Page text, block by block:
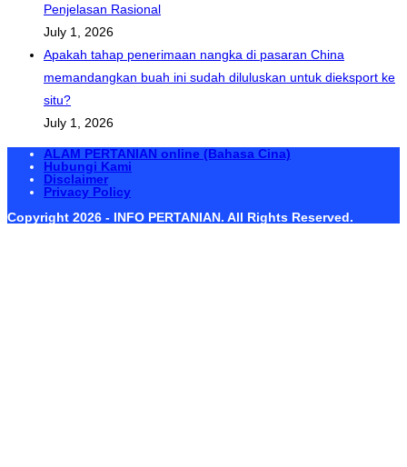
Penjelasan Rasional
July 1, 2026
Apakah tahap penerimaan nangka di pasaran China
memandangkan buah ini sudah diluluskan untuk dieksport ke
situ?
July 1, 2026
ALAM PERTANIAN online (Bahasa Cina)
Hubungi Kami
Disclaimer
Privacy Policy
Copyright 2026 - INFO PERTANIAN. All Rights Reserved.